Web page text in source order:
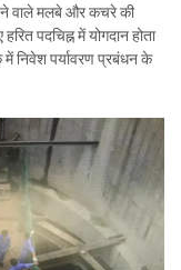
वाले मलबे और कचरे की
पदचिह्न में योगदान होता
निवेश पर्यावरण प्रबंधन के